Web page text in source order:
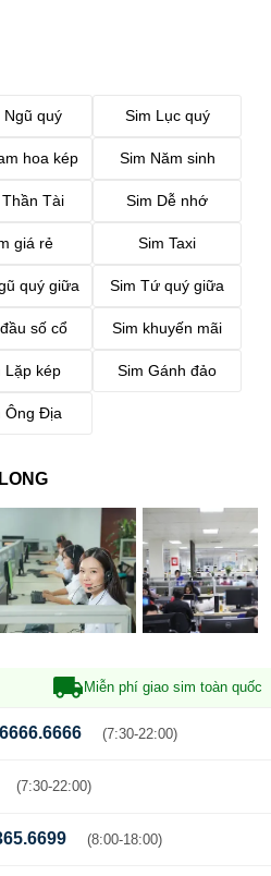
Ngũ quý Sim Lục quý
hoa kép Sim Năm sinh
Tài Sim Dễ nhớ
giá rẻ Sim Taxi
quý giữa Sim Tứ quý giữa
số cổ Sim khuyến mãi
Lặp kép Sim Gánh đảo
Ông Địa
Miễn phí giao sim toàn quốc
(7:30-22:00)
(7:30-22:00)
(8:00-18:00)